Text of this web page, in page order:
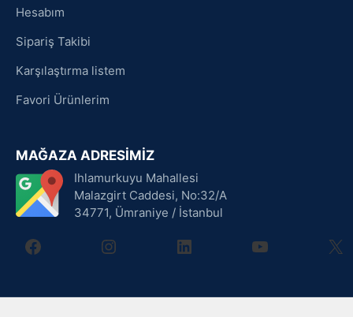
Hesabım
Sipariş Takibi
Karşılaştırma listem
Favori Ürünlerim
MAĞAZA ADRESİMİZ
Ihlamurkuyu Mahallesi
Malazgirt Caddesi, No:32/A
34771, Ümraniye / İstanbul
facebookinstagramlinkedin youtube X